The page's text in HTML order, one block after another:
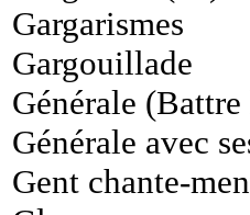
Gargarismes
Gargouillade
Générale (Battre
Générale avec
Gent chante-